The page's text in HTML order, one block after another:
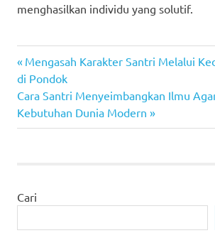
menghasilkan individu yang solutif.
Navigasi
pos
Previous
Post:
Mengasah Karakter Santri Melalui
di Pondok
Next
Post:
Cara Santri Menyeimbangkan Ilmu
Kebutuhan Dunia Modern
Cari